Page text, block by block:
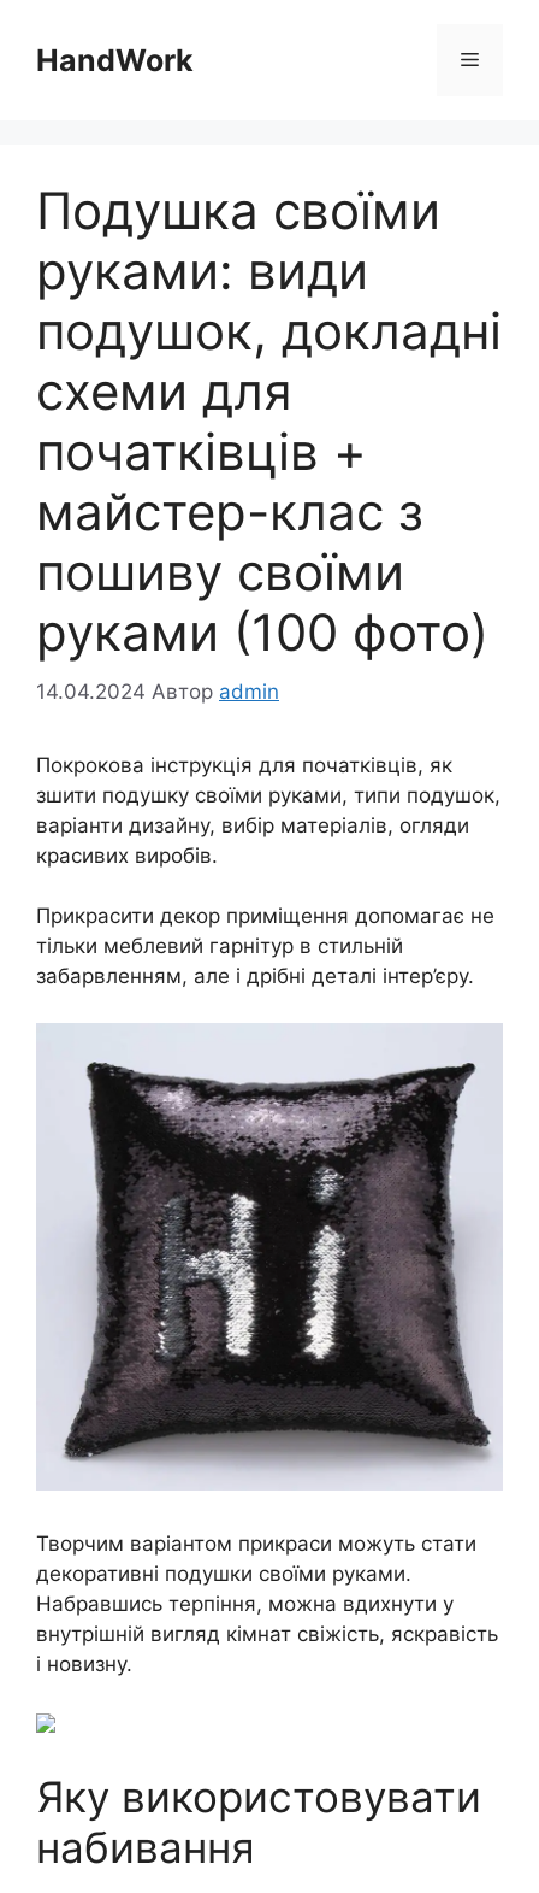
вмістуHandWork Меню
Подушка своїми
руками: види
подушок, докладні
схеми для
початківців +
майстер-клас з
пошиву своїми
руками (100 фото)
14.04.2024 Автор admin
Покрокова інструкція для початківців, як
зшити подушку своїми руками, типи подушок,
варіанти дизайну, вибір матеріалів, огляди
красивих виробів.
Прикрасити декор приміщення допомагає не
тільки меблевий гарнітур в стильній
забарвленням, але і дрібні деталі інтер’єру.
Творчим варіантом прикраси можуть стати
декоративні подушки своїми руками.
Набравшись терпіння, можна вдихнути у
внутрішній вигляд кімнат свіжість, яскравість
і новизну.
Яку використовувати
набивання